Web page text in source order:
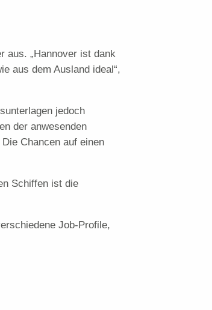
aus. „Hannover ist dank
aus dem Ausland ideal“,
jedoch
der anwesenden
Chancen auf einen
Schiffen ist die
Job-Profile,